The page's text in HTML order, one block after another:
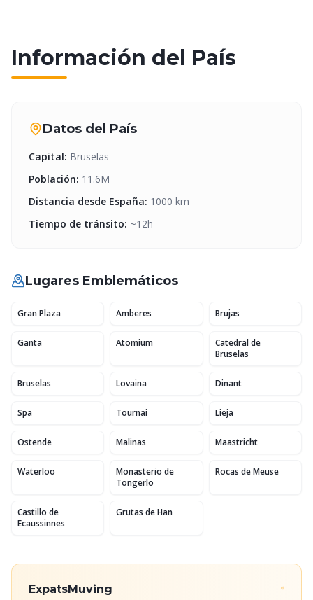
Información del País
Datos del País
Capital: Bruselas
Población: 11.6M
Distancia desde España: 1000 km
Tiempo de tránsito: ~12h
Lugares Emblemáticos
Gran Plaza Amberes Brujas
Ganta Atomium
Catedral de
Bruselas
Bruselas Lovaina Dinant
Spa Tournai Lieja
Ostende Malinas Maastricht
Waterloo
Monasterio de
Tongerlo
Rocas de Meuse
Castillo de
Ecaussinnes
Grutas de Han
ExpatsMuving